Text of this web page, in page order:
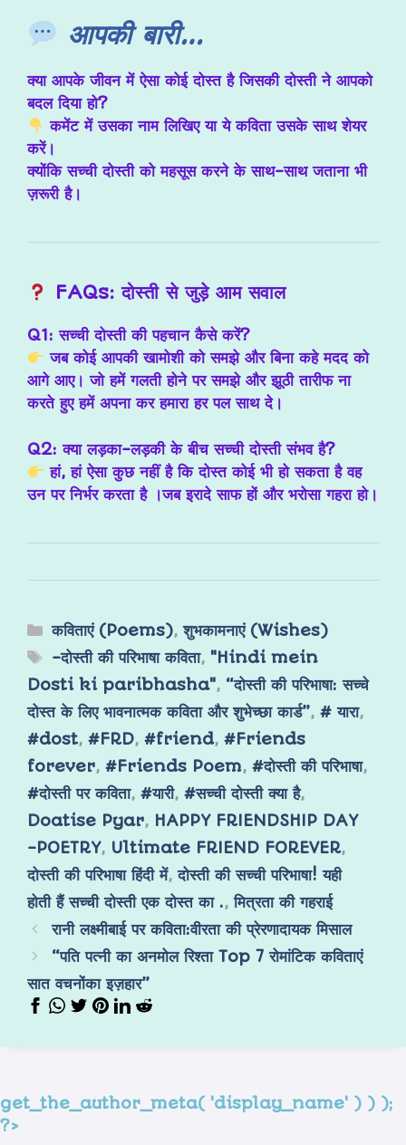
आपकी बारी…
क्या आपके जीवन में ऐसा कोई दोस्त है जिसकी दोस्ती ने आपको
बदल दिया हो?
कमेंट में उसका नाम लिखिएया ये कविता उसके साथ शेयर
करें।
क्योंकि सच्ची दोस्ती को महसूस करने के साथ-साथ जताना भी
ज़रूरी है।
FAQs: दोस्ती से जुड़े आम सवाल
Q1: सच्ची दोस्ती की पहचान कैसे करें?
जब कोई आपकी खामोशी को समझे और बिना कहे मदद को
आगे आए। जो हमें गलती होने पर समझे और झूठी तारीफ ना
करते हुए हमें अपना कर हमारा हर पल साथ दे।
Q2: क्या लड़का-लड़की के बीच सच्ची दोस्ती संभव है?
हां, हां ऐसा कुछ नहीं है कि दोस्त कोई भी हो सकता है वह
उन पर निर्भर करता है ।जब इरादे साफ हों और भरोसा गहरा हो।
कविताएं (Poems),शुभकामनाएं (Wishes)
-दोस्ती की परिभाषा कविता, "Hindi mein
Dosti ki paribhasha", “दोस्ती की परिभाषा: सच्चे
दोस्त के लिए भावनात्मक कविता और शुभेच्छा कार्ड”, # यारा,
#dost, #FRD, #friend, #Friends
forever, #Friends Poem, #दोस्ती की परिभाषा,
#दोस्ती पर कविता, #यारी, #सच्ची दोस्ती क्या है,
Doatise Pyar, HAPPY FRIENDSHIP DAY
-POETRY, Ultimate FRIEND FOREVER,
दोस्ती की परिभाषा हिंदी में,दोस्ती की सच्ची परिभाषा! यही
होती हैं सच्ची दोस्ती एक दोस्त का .,मित्रता की गहराई
रानी लक्ष्मीबाई पर कविता:वीरता की प्रेरणादायक मिसाल
“पति पत्नी का अनमोल रिश्ता Top 7 रोमांटिक कविताएं
सात वचनोंका इज़हार”
get_the_author_meta( 'display_name' ) ) );
?>